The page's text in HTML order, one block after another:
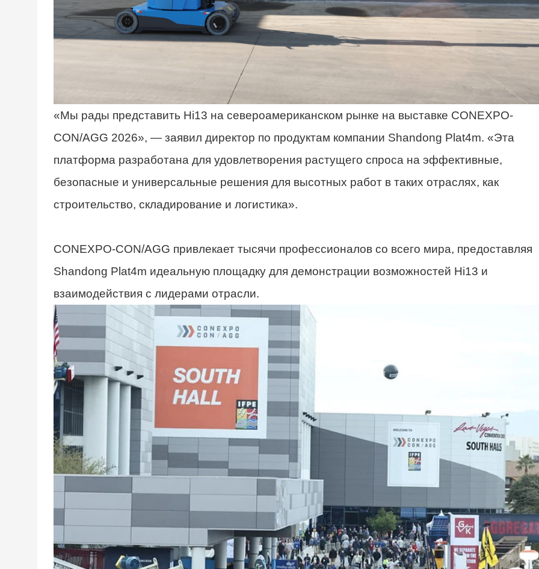
«Мы рады представить Hi13 на североамериканском рынке на выставке CONEXPO-
CON/AGG 2026», — заявил директор по продуктам компании Shandong Plat4m. «Эта
платформа разработана для удовлетворения растущего спроса на эффективные,
безопасные и универсальные решения для высотных работ в таких отраслях, как
строительство, складирование и логистика».
CONEXPO-CON/AGG привлекает тысячи профессионалов со всего мира, предоставляя
Shandong Plat4m идеальную площадку для демонстрации возможностей Hi13 и
взаимодействия с лидерами отрасли.